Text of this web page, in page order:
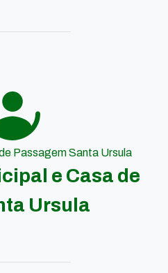
Passagem Santa Ursula
e Casa de
Ursula